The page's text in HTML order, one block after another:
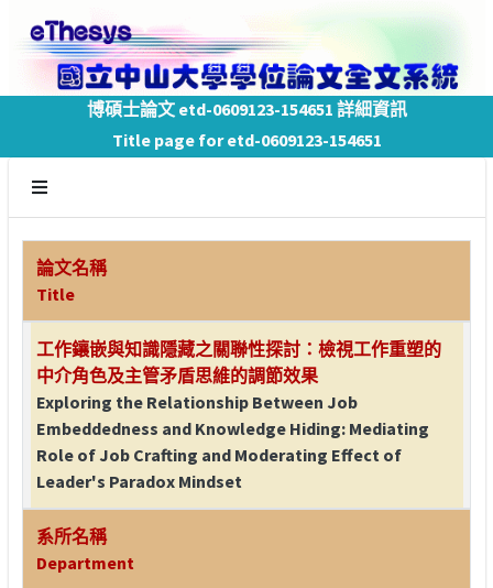
博碩士論文 etd-0609123-154651 詳細資訊
Title page for etd-0609123-154651
論文名稱
Title
工作鑲嵌與知識隱藏之關聯性探討：檢視工作重塑的
中介角色及主管矛盾思維的調節效果
Exploring the Relationship Between Job
Embeddedness and Knowledge Hiding: Mediating
Role of Job Crafting and Moderating Effect of
Leader's Paradox Mindset
系所名稱
Department